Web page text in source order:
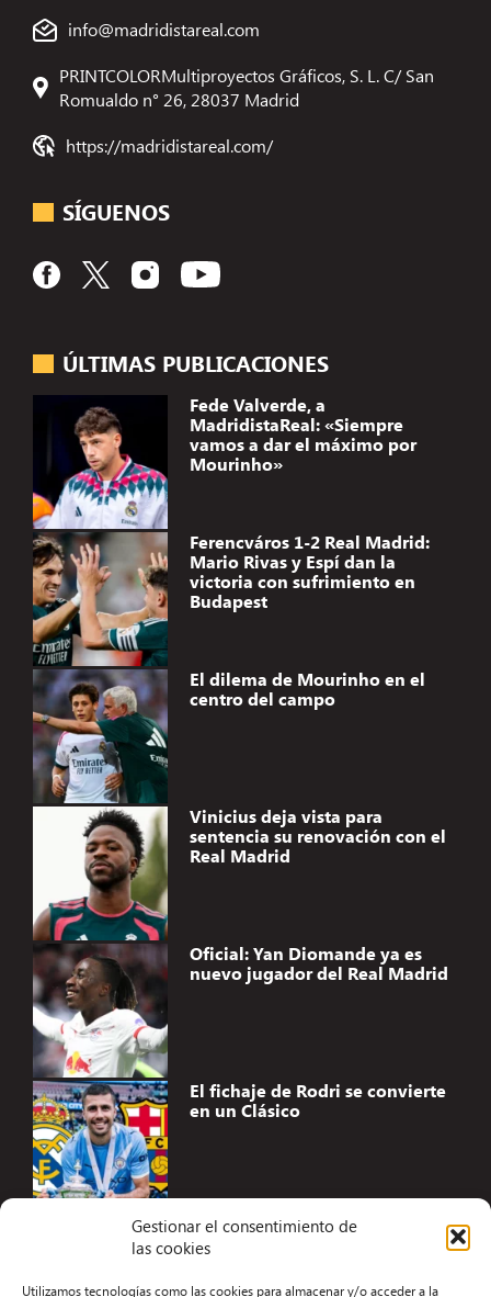
Gestionar el consentimiento de
las cookies
Utilizamos tecnologías como las cookies para almacenar y/o acceder a la
ÚLTIMAS PUBLICACIONES
Fede Valverde, a
MadridistaReal: «Siempre
vamos a dar el máximo por
Mourinho»
Ferencváros 1-2 Real Madrid:
Mario Rivas y Espí dan la
victoria con sufrimiento en
Budapest
El dilema de Mourinho en el
centro del campo
Vinicius deja vista para
sentencia su renovación con el
Real Madrid
Oficial: Yan Diomande ya es
nuevo jugador del Real Madrid
El fichaje de Rodri se convierte
en un Clásico
info@madridistareal.com
PRINTCOLORMultiproyectos Gráficos, S. L. C/ San
Romualdo n° 26, 28037 Madrid
https://madridistareal.com/
SÍGUENOS